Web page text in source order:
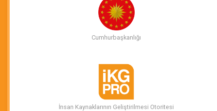
Cumhurbaşkanlığı
İnsan Kaynaklarının Geliştirilmesi Otoritesi